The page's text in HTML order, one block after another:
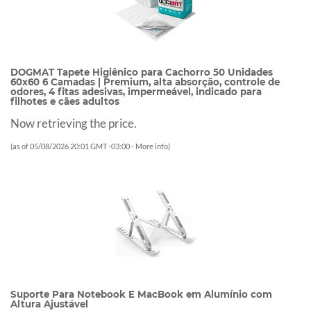
DOGMAT Tapete Higiênico para Cachorro 50 Unidades
60x60 6 Camadas | Premium, alta absorção, controle de
odores, 4 fitas adesivas, impermeável, indicado para
filhotes e cães adultos
Now retrieving the price.
(as of 05/08/2026 20:01 GMT -03:00 - More info)
Suporte Para Notebook E MacBook em Alumínio com
Altura Ajustável